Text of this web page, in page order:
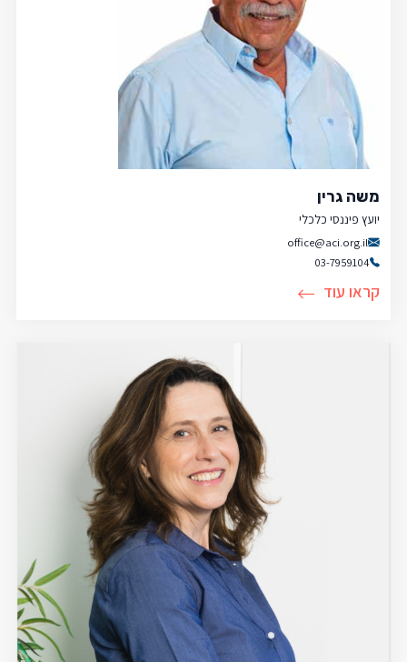
משה גרין
יועץ פיננסי כלכלי
office@aci.org.il
03-7959104
קראו עוד